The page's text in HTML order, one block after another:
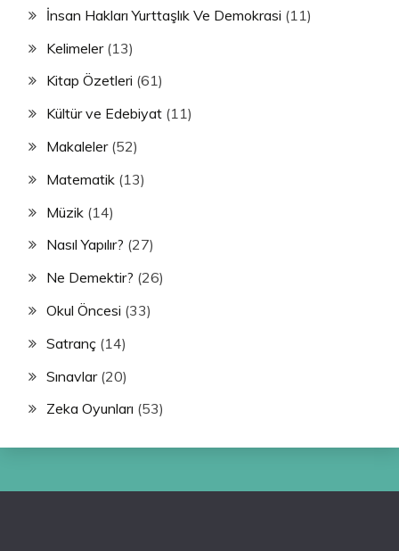
İnsan Hakları Yurttaşlık Ve Demokrasi (11)
Kelimeler(13)
Kitap Özetleri (61)
Kültür ve Edebiyat (11)
Makaleler(52)
Matematik (13)
Müzik (14)
Nasıl Yapılır? (27)
Ne Demektir? (26)
Okul Öncesi (33)
Satranç (14)
Sınavlar(20)
Zeka Oyunları (53)